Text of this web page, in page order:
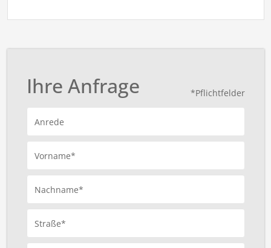
*Pflichtfelder
Ihre Anfrage
Anrede
Vorname*
Nachname*
Straße*